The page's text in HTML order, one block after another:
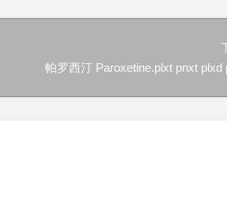
帕罗西汀 Paroxetine.plxt pnxt plxd